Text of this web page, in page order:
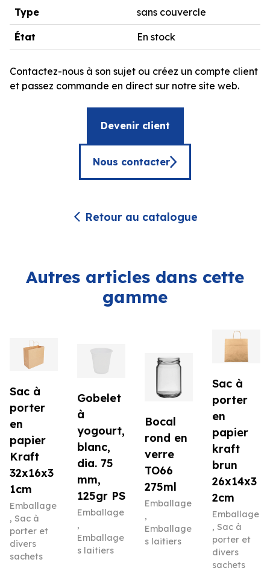
Type sans couvercle
État En stock
Contactez-nous à son sujet ou créez un compte client
et passez commande en direct sur notre site web.
Devenir client
Nous contacter
Retour au catalogue
Autres articles dans cette
gamme
Sac à
porter
en
papier
Kraft
32x16x3
1cm
Emballage
, Sac à
porter et
divers
sachets
Gobelet
à
yogourt,
blanc,
dia. 75
mm,
125gr PS
Emballage
,
Emballage
s laitiers
Bocal
rond en
verre
TO66
275ml
Emballage
,
Emballage
s laitiers
Sac à
porter
en
papier
kraft
brun
26x14x3
2cm
Emballage
, Sac à
porter et
divers
sachets